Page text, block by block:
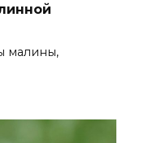
малины,